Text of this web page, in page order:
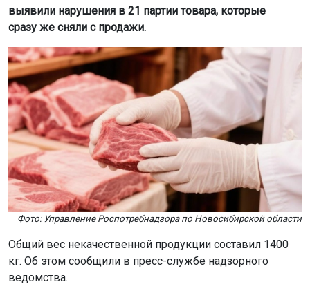
выявили нарушения в 21 партии товара, которые
сразу же сняли с продажи.
Фото: Управление Роспотребнадзора по Новосибирской области
Общий вес некачественной продукции составил 1400
кг. Об этом сообщили в пресс-службе надзорного
ведомства.